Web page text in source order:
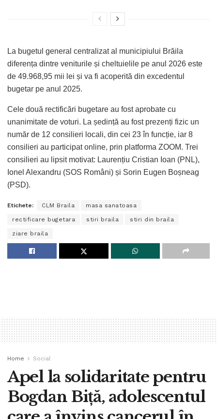
La bugetul general centralizat al municipiului Brăila
diferența dintre veniturile și cheltuielile pe anul 2026 este
de 49.968,95 mii lei și va fi acoperită din excedentul
bugetar pe anul 2025.
Cele două rectificări bugetare au fost aprobate cu
unanimitate de voturi. La ședință au fost prezenți fizic un
număr de 12 consilieri locali, din cei 23 în funcție, iar 8
consilieri au participat online, prin platforma ZOOM. Trei
consilieri au lipsit motivat: Laurențiu Cristian Ioan (PNL),
Ionel Alexandru (SOS Români) și Sorin Eugen Boșneag
(PSD).
Etichete: CLM Braila masa sanatoasa
rectificare bugetara stiri braila stiri din braila
ziare braila
Home Social
Apel la solidaritate pentru
Bogdan Biță, adolescentul